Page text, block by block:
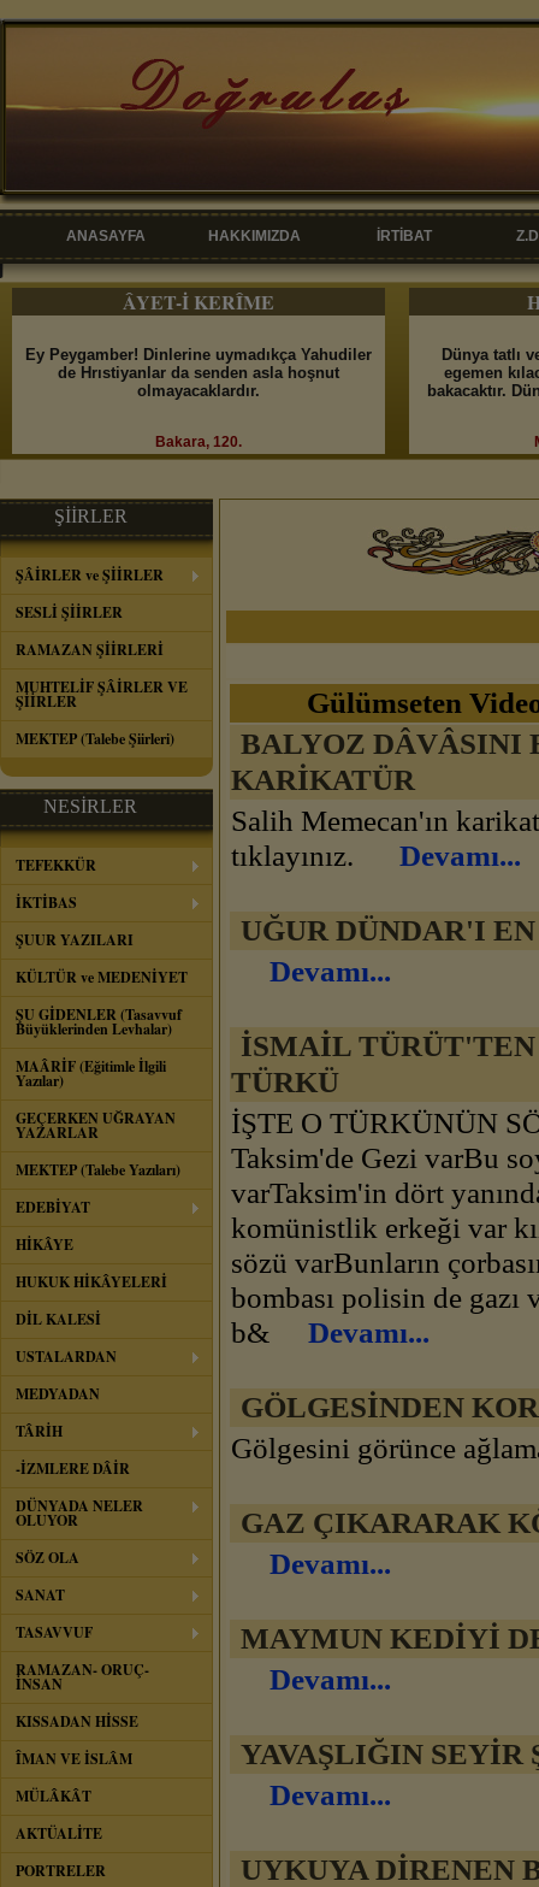
ANASAYFA HAKKIMIZDA İRTİBAT
ÂYET-İ KERÎME
Ey Peygamber! Dinlerine uymadıkça Yahudiler
de Hrıstiyanlar da senden asla hoşnut
olmayacaklardır.
Bakara, 120.
Dünya tatlı
egemen
bakacaktır.
ŞİİRLER
ŞÂİRLER ve ŞİİRLER
SESLİ ŞİİRLER
RAMAZAN ŞİİRLERİ
MUHTELİF ŞÂİRLER VE
ŞİİRLER
MEKTEP (Talebe Şiirleri)
NESİRLER
TEFEKKÜR
İKTİBAS
ŞUUR YAZILARI
KÜLTÜR ve MEDENİYET
ŞU GİDENLER (Tasavvuf
Büyüklerinden Levhalar)
MAÂRİF (Eğitimle İlgili
Yazılar)
GEÇERKEN UĞRAYAN
YAZARLAR
MEKTEP (Talebe Yazıları)
EDEBİYAT
HİKÂYE
HUKUK HİKÂYELERİ
DİL KALESİ
USTALARDAN
MEDYADAN
TÂRİH
-İZMLERE DÂİR
DÜNYADA NELER
OLUYOR
SÖZ OLA
SANAT
TASAVVUF
RAMAZAN- ORUÇ-
İNSAN
KISSADAN HİSSE
ÎMAN VE İSLÂM
MÜLÂKÂT
AKTÜALİTE
PORTRELER
Gülümseten
BALYOZ DÂVÂSINI
KARİKATÜR
Salih Memecan'ın
tıklayınız.
Devamı...
UĞUR DÜNDAR'I
Devamı...
İSMAİL
TÜRKÜ
İŞTE O TÜRKÜNÜN
Taksim'de Gezi varBu
varTaksim'in dört
komünistlik erkeği var
sözü varBunların
bombası polisin de
b&
Devamı...
GÖLGESİNDEN
Gölgesini görünce
GAZ ÇIKARARAK
Devamı...
Devamı...
Devamı...
UYKUYA DİRENEN